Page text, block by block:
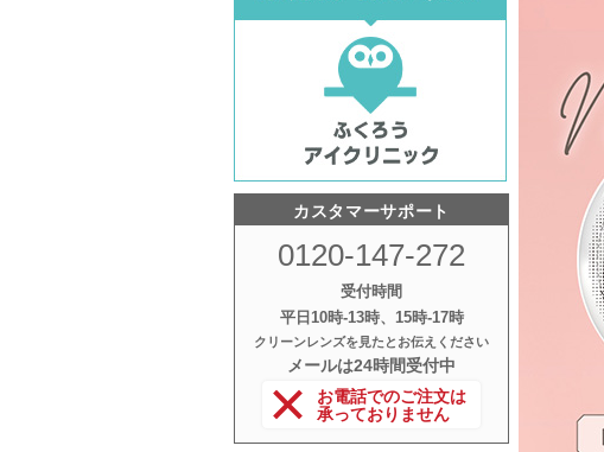
カスタマーサポート
0120-147-272
受付時間
平日10時‐13時、15時‐17時
クリーンレンズを見たとお伝えください
メールは24時間受付中
お電話でのご注文は
承っておりません